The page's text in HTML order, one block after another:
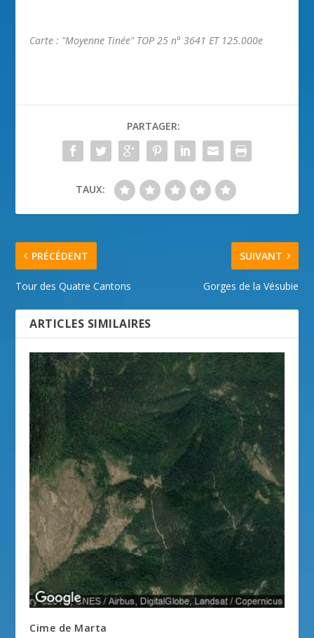
Carte : "Moyenne Tinée" TOP 25 n° 3641 ET 125.000e
PARTAGER:
TAUX:
PRÉCÉDENT
Tour des Quatre Cantons
SUIVANT
Gorges de la Vésubie
ARTICLES SIMILAIRES
Cime de Marta